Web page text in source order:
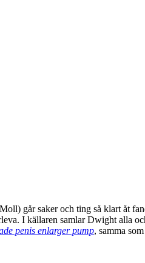
går saker och ting så klart åt
I källaren samlar Dwight alla
penis enlarger pump, samma som